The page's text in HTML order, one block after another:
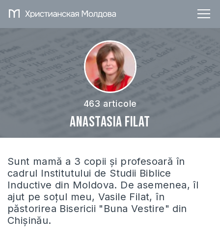
463 articole
Anastasia Filat
Sunt mamă a 3 copii și profesoară în
cadrul Institutului de Studii Biblice
Inductive din Moldova. De asemenea, îl
ajut pe soțul meu, Vasile Filat, în
păstorirea Bisericii "Buna Vestire" din
Chișinău.